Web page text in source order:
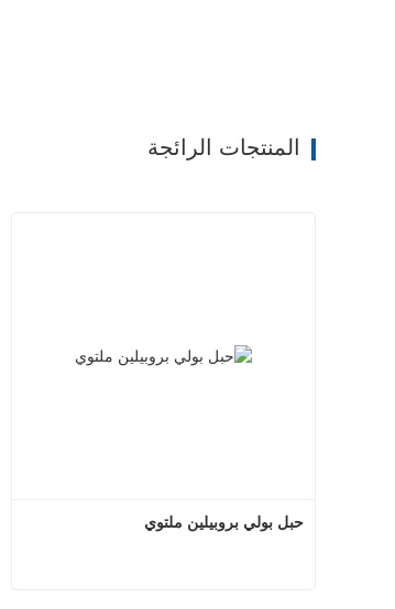
المنتجات الرائجة
حبل بولي بروبيلين ملتوي